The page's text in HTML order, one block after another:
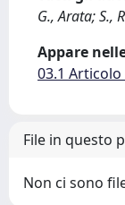
G., Arata; S.,
Appare
03.1
File in questo
Non ci sono